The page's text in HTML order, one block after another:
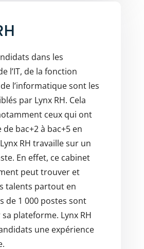
dans les
l’IT, de la fonction
l’informatique sont les
par Lynx RH. Cela
ceux qui ont
bac+2 à bac+5 en
RH travaille sur un
En effet, ce cabinet
peut trouver et
talents partout en
de 1 000 postes sont
plateforme. Lynx RH
une expérience